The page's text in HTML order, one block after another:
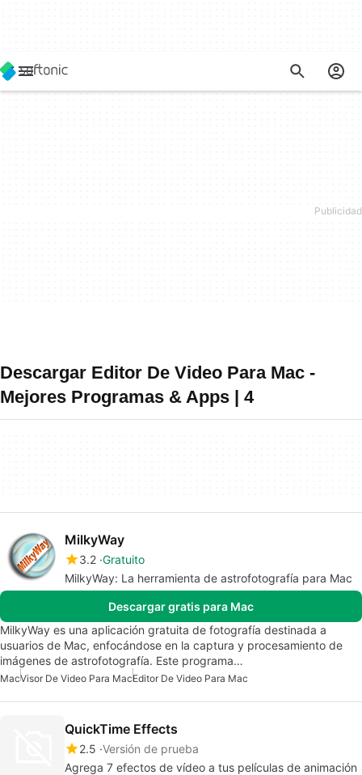
Descargar Editor De Video Para Mac -
Mejores Programas & Apps | 4
MilkyWay
3.2 Gratuito
MilkyWay: La herramienta de astrofotografía para Mac
Descargar gratis para Mac
MilkyWay es una aplicación gratuita de fotografía destinada a
usuarios de Mac, enfocándose en la captura y procesamiento de
imágenes de astrofotografía. Este programa…
MacVisor De Video Para MacEditor De Video Para Mac
QuickTime Effects
2.5 Versión de prueba
Agrega 7 efectos de vídeo a tus películas de animación